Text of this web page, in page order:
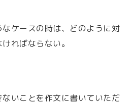
ケースの時は、どのように対
ればならない。
いことを作文に書いていただ